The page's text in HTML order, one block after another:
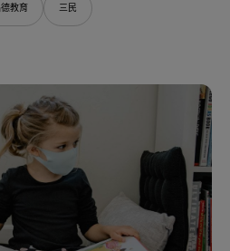
德教育 三民